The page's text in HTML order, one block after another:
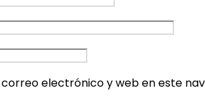
electrónico y web en este